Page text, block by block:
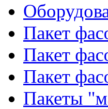
Пакет
Пакет
Пакет
Пакеты